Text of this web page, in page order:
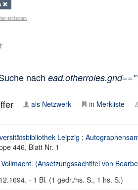
entfernen
nach
als Netzwerk in Merkliste
Leipzig ;
446, Blatt Nr. 1
Vollmacht. (Ansetzungssachtitel von
- 1 Bl. (1 gedr./hs. S., 1 hs. S.)